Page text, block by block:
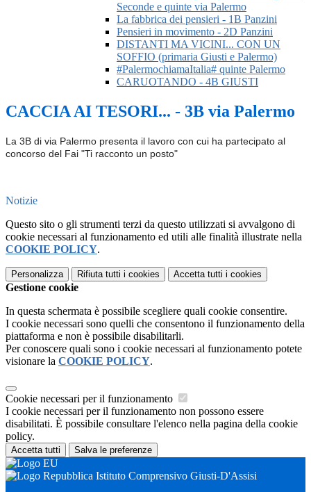
Seconde e quinte via Palermo
La fabbrica dei pensieri - 1B Panzini
Pensieri in movimento - 2D Panzini
DISTANTI MA VICINI... CON UN
SOFFIO (primaria Giusti e Palermo)
#PalermochiamaItalia# quinte Palermo
CARUOTANDO - 4B GIUSTI
CACCIA AI TESORI... - 3B via Palermo
La 3B di via Palermo presenta il lavoro con cui ha partecipato al
concorso del Fai "Ti racconto un posto"
Notizie
Questo sito o gli strumenti terzi da questo utilizzati si avvalgono di
cookie necessari al funzionamento ed utili alle finalità illustrate nella
COOKIE POLICY.
Personalizza Rifiuta tutti i cookies Accetta tutti i cookies
Gestione cookie
In questa schermata è possibile scegliere quali cookie consentire.
I cookie necessari sono quelli che consentono il funzionamento della
piattaforma e non è possibile disabilitarli.
Per conoscere quali sono i cookie necessari al funzionamento potete
visionare la COOKIE POLICY.
Cookie necessari per il funzionamento
I cookie necessari per il funzionamento non possono essere
disabilitati. È possibile consultare l'elenco nella pagina della cookie
policy.
Accetta tutti Salva le preferenze
Istituto Comprensivo Giusti-D'Assisi